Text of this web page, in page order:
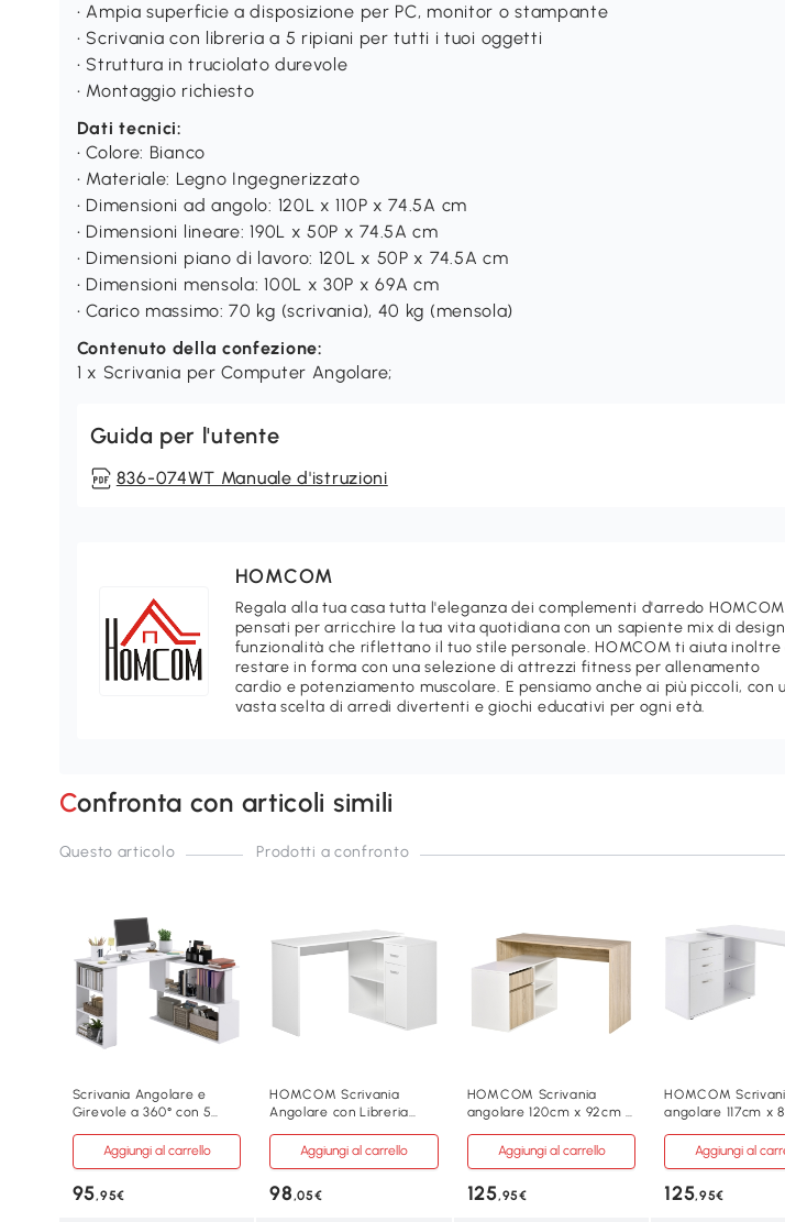
• Ampia superficie a disposizione per PC, monitor o stampante
• Scrivania con libreria a 5 ripiani per tutti i tuoi oggetti
• Struttura in truciolato durevole
• Montaggio richiesto
Dati tecnici:
• Colore: Bianco
• Materiale: Legno Ingegnerizzato
• Dimensioni ad angolo: 120L x 110P x 74.5A cm
• Dimensioni lineare: 190L x 50P x 74.5A cm
• Dimensioni piano di lavoro: 120L x 50P x 74.5A cm
• Dimensioni mensola: 100L x 30P x 69A cm
• Carico massimo: 70 kg (scrivania), 40 kg (mensola)
Contenuto della confezione:
1 x Scrivania per Computer Angolare;
Guida per l'utente
836-074WT Manuale d'istruzioni
HOMCOM
Regala alla tua casa tutta l'eleganza dei complementi d'arredo
pensati per arricchire la tua vita quotidiana con un sapiente mix di
funzionalità che riflettano il tuo stile personale. HOMCOM ti aiuta inoltre
restare in forma con una selezione di attrezzi fitness per allenamento
cardio e potenziamento muscolare. E pensiamo anche ai più piccoli, con
vasta scelta di arredi divertenti e giochi educativi per ogni età.
Confronta con articoli simili
Questo articolo
Scrivania Angolare e
Girevole a 360° con 5
Aggiungi al carrello
95,95€
Prodotti a confronto
HOMCOM Scrivania
Angolare con Libreria
Aggiungi al carrello
98,05€
HOMCOM Scrivania
angolare 120cm x 92cm x
Aggiungi al carrello
125,95€
HOMCOM
angolare 117cm x
Aggiungi al
125,95€